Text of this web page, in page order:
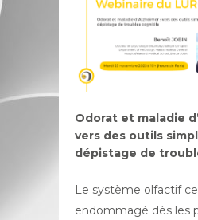
Odorat et maladie
vers des outils
dépistage de
Le système olfactif
endommagé dès les